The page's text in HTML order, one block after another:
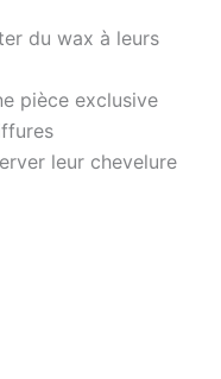
du wax à leurs
pièce exclusive
leur chevelure